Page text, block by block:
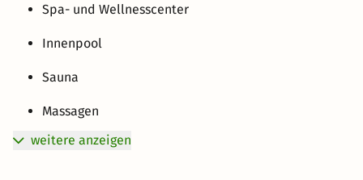
Spa- und Wellnesscenter
Innenpool
Sauna
Massagen
weitere anzeigen